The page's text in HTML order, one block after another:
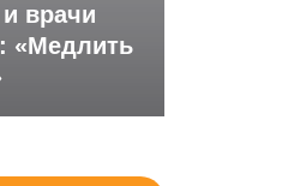
врачи
«Медлить